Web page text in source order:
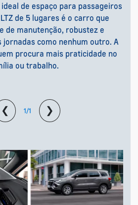
de espaço para passageiros
de 5 lugares é o carro que
de manutenção, robustez e
como nenhum outro. A
procura mais praticidade no
ou trabalho.
❮ 1/1 ❯